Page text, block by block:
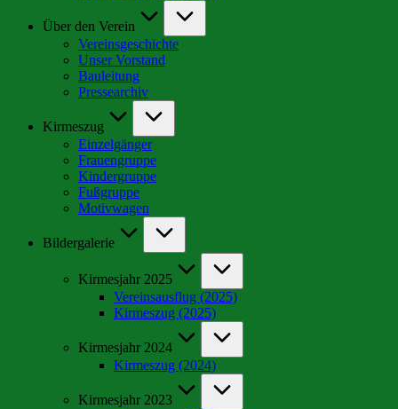
Über den Verein
Vereinsgeschichte
Unser Vorstand
Bauleitung
Pressearchiv
Kirmeszug
Einzelgänger
Frauengruppe
Kindergruppe
Fußgruppe
Motivwagen
Bildergalerie
Kirmesjahr 2025
Vereinsausflug (2025)
Kirmeszug (2025)
Kirmesjahr 2024
Kirmeszug (2024)
Kirmesjahr 2023